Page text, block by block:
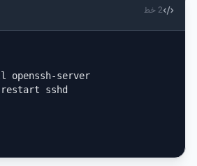
2خط
openssh-server
sshd